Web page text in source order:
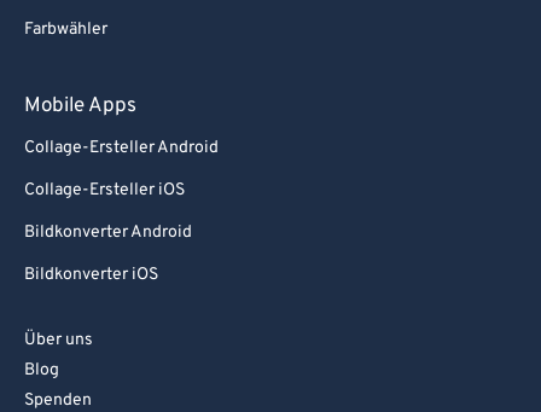
Farbwähler
Mobile Apps
Collage-Ersteller Android
Collage-Ersteller iOS
Bildkonverter Android
Bildkonverter iOS
Über uns
Blog
Spenden